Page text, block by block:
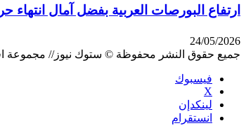
ارتفاع البورصات العربية بفضل آمال انتهاء
24/05/2026
جميع حقوق النشر محفوظة © ستوك نيوز// مجموعة
فيسبوك
‫X
لينكدإن
انستقرام